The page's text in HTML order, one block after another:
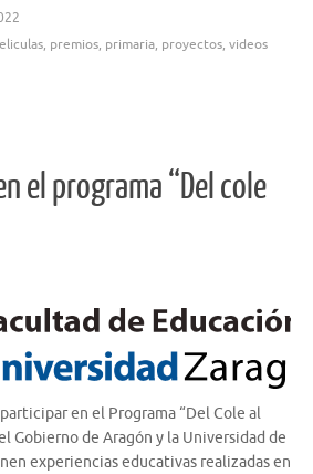
, premios, primaria, proyectos, videos
el programa “Del cole
en el Programa “Del Cole al
Gobierno de Aragón y la Universidad de
experiencias educativas realizadas en